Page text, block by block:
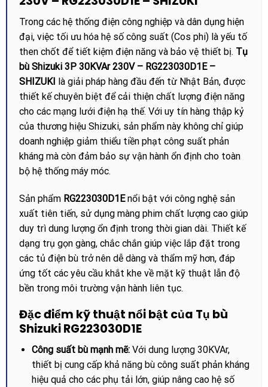
Trong các hệ thống điện công nghiệp và dân dụng hiện
đại, việc tối ưu hóa hệ số công suất (Cos phi) là yếu tố
then chốt để tiết kiệm điện năng và bảo vệ thiết bị. Tụ
bù Shizuki 3P 30KVAr 230V – RG223030D1E –
SHIZUKI là giải pháp hàng đầu đến từ Nhật Bản, được
thiết kế chuyên biệt để cải thiện chất lượng điện năng
cho các mạng lưới điện hạ thế. Với uy tín hàng thập kỷ
của thương hiệu Shizuki, sản phẩm này không chỉ giúp
doanh nghiệp giảm thiểu tiền phạt công suất phản
kháng mà còn đảm bảo sự vận hành ổn định cho toàn
bộ hệ thống máy móc.
Sản phẩm RG223030D1Enổi bật với công nghệ sản
xuất tiên tiến, sử dụng màng phim chất lượng cao giúp
duy trì dung lượng ổn định trong thời gian dài. Thiết kế
dạng trụ gọn gàng, chắc chắn giúp việc lắp đặt trong
các tủ điện bù trở nên dễ dàng và thẩm mỹ hơn, đáp
ứng tốt các yêu cầu khắt khe về mặt kỹ thuật lẫn độ
bền trong môi trường vận hành liên tục.
Đặc điểm kỹ thuật nổi bật của Tụ bù
Shizuki RG223030D1E
Công suất bù mạnh mẽ:Với dung lượng 30KVAr,
thiết bị cung cấp khả năng bù công suất phản kháng
hiệu quả cho các phụ tải lớn, giúp nâng cao hệ số